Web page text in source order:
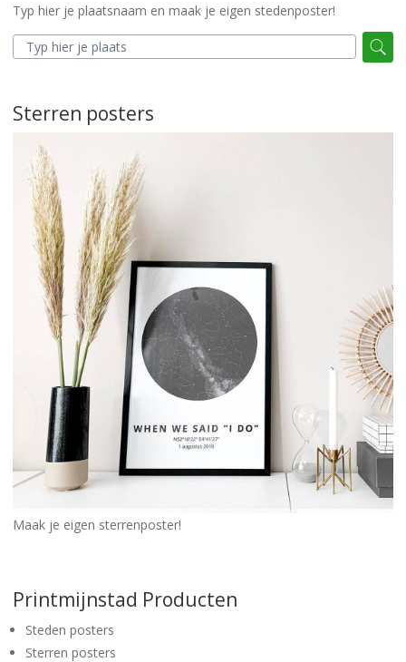
Typ hier je plaatsnaam en maak je eigen stedenposter!
Sterren posters
Maak je eigen sterrenposter!
Printmijnstad Producten
Steden posters
Sterren posters